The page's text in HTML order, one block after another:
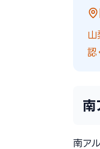
山
認
南
南ア